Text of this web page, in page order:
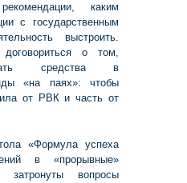
каким
с государственным
выстроить.
о том,
средства в
«на паях»: чтобы
от РВК и часть от
«Формула успеха
в «прорывные»
затронуты вопросы